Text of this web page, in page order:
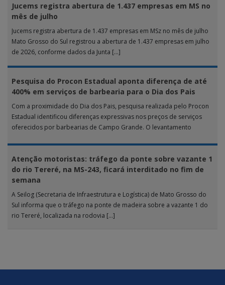
Jucems registra abertura de 1.437 empresas em MS no
mês de julho
Jucems registra abertura de 1.437 empresas em MSz no mês de julho
Mato Grosso do Sul registrou a abertura de 1.437 empresas em julho
de 2026, conforme dados da Junta […]
Pesquisa do Procon Estadual aponta diferença de até
400% em serviços de barbearia para o Dia dos Pais
Com a proximidade do Dia dos Pais, pesquisa realizada pelo Procon
Estadual identificou diferenças expressivas nos preços de serviços
oferecidos por barbearias de Campo Grande. O levantamento
Atenção motoristas: tráfego da ponte sobre vazante 1
do rio Tereré, na MS-243, ficará interditado no fim de
semana
A Seilog (Secretaria de Infraestrutura e Logística) de Mato Grosso do
Sul informa que o tráfego na ponte de madeira sobre a vazante 1 do
rio Tereré, localizada na rodovia […]